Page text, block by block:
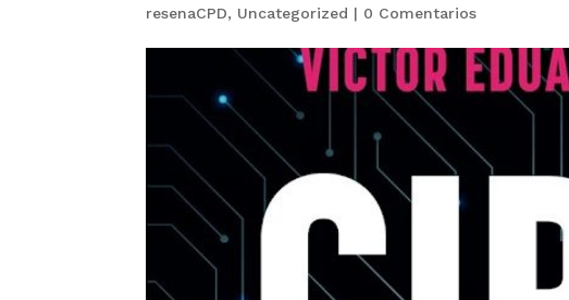
resenaCPD, Uncategorized | 0 Comentarios